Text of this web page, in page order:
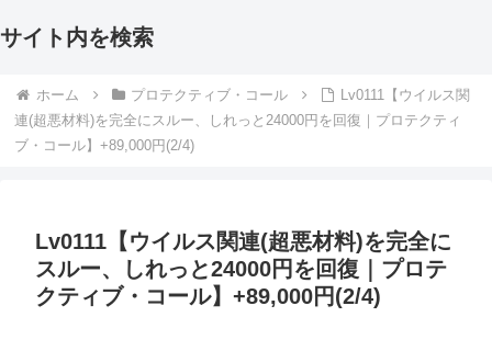
サイト内を検索
ホーム プロテクティブ・コール
Lv0111【ウイルス関
連(超悪材料)を完全にスルー、しれっと24000円を回復｜プロテクティ
ブ・コール】+89,000円(2/4)
Lv0111【ウイルス関連(超悪材料)を完全に
スルー、しれっと24000円を回復｜プロテ
クティブ・コール】+89,000円(2/4)